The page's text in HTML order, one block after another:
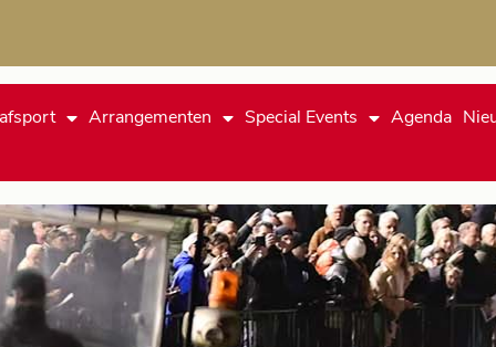
Arrangementen Special Events Agenda